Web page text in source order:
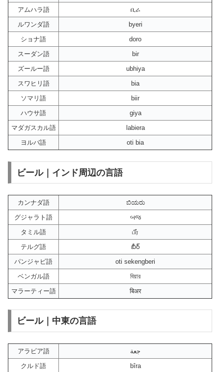
アムハラ語
ቢራ
ルワンダ語
byeri
ショナ語
doro
スーダン語
bir
ズールー語
ubhiya
スワヒリ語
bia
ソマリ語
biir
ハウサ語
giya
マダガスカル語
labiera
ヨルバ語
oti bia
ビール｜インド周辺の言語
カンナダ語
ಬಿಯರು
グジャラト語
બજ
タミル語
பீர்
テルグ語
బీర్
パンジャビ語
oti sekengberi
ベンガル語
বিয়ার
マラーティー語
बिअर
ビール｜中東の言語
アラビア語
جعة
クルド語
bîra